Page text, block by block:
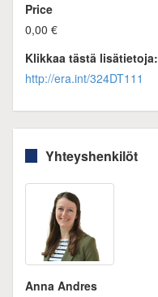
Price
0,00 €
Klikkaa tästä lisätietoja:
http://era.int/324DT111
Yhteyshenkilöt
Anna Andres